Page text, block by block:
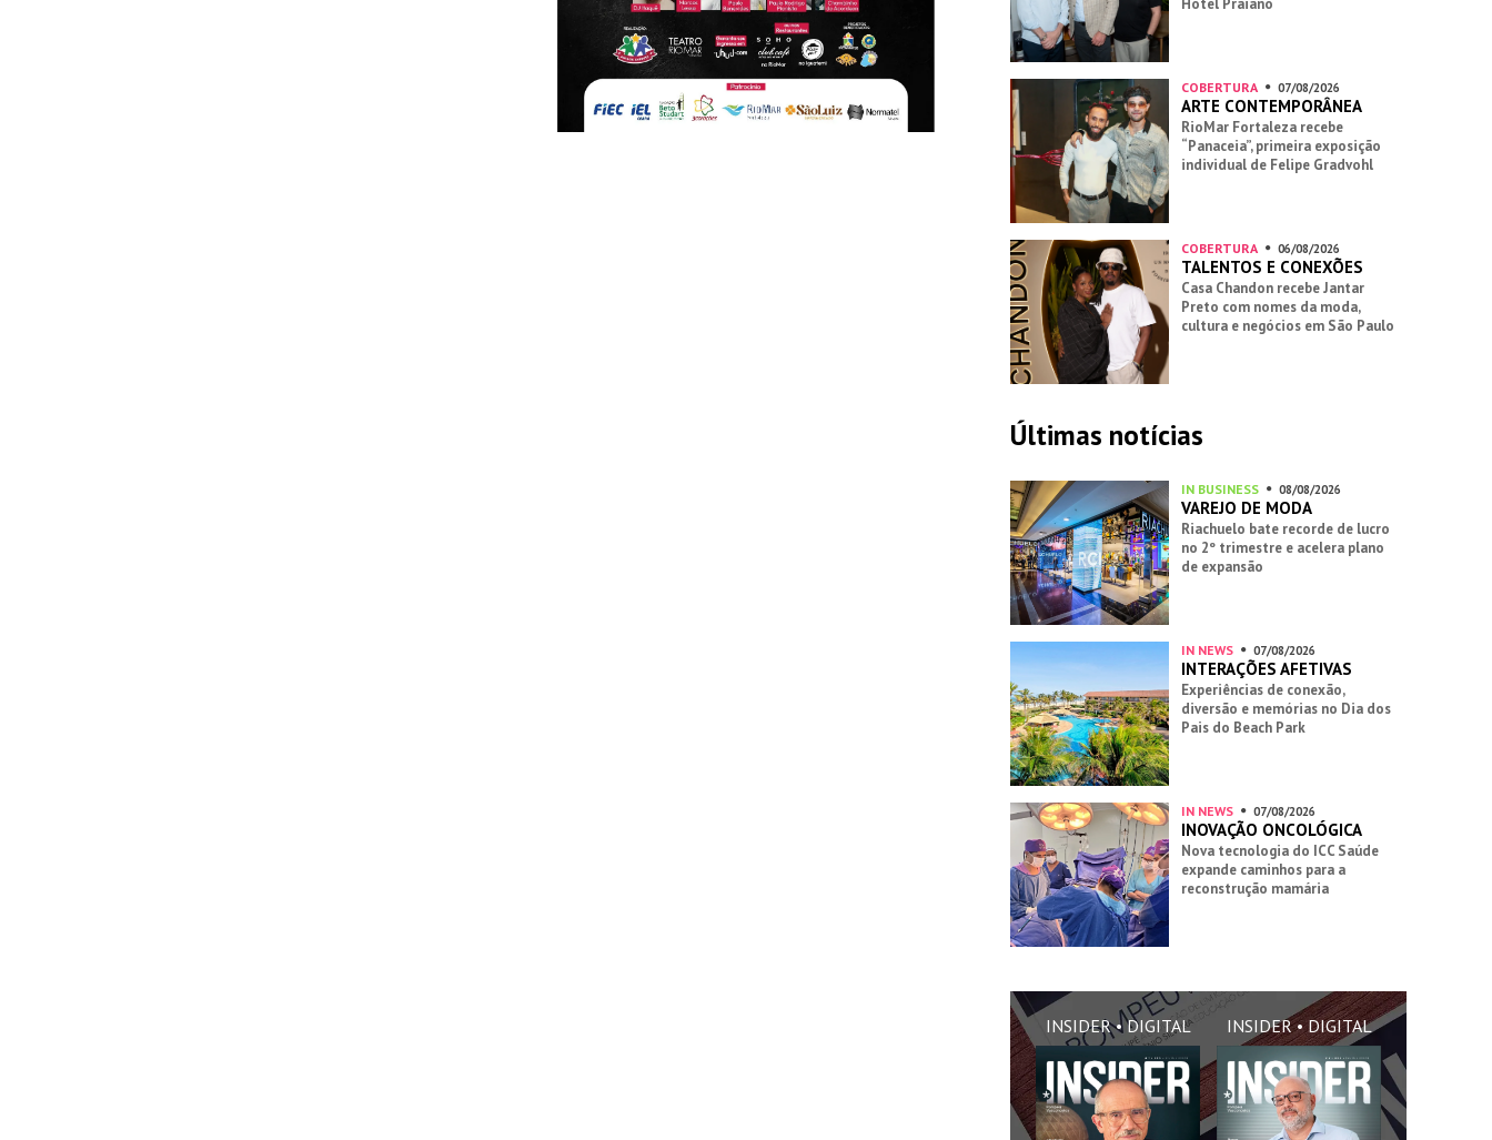
Hotel Praiano
COBERTURA 07/08/2026
ARTE CONTEMPORÂNEA
RioMar Fortaleza recebe
“Panaceia”, primeira exposição
individual de Felipe Gradvohl
COBERTURA 06/08/2026
TALENTOS E CONEXÕES
Casa Chandon recebe Jantar
Preto com nomes da moda,
cultura e negócios em São Paulo
Últimas notícias
IN BUSINESS 08/08/2026
VAREJO DE MODA
Riachuelo bate recorde de lucro
no 2º trimestre e acelera plano
de expansão
IN NEWS 07/08/2026
INTERAÇÕES AFETIVAS
Experiências de conexão,
diversão e memórias no Dia dos
Pais do Beach Park
IN NEWS 07/08/2026
INOVAÇÃO ONCOLÓGICA
Nova tecnologia do ICC Saúde
expande caminhos para a
reconstrução mamária
INSIDER • DIGITAL INSIDER • DIGITAL